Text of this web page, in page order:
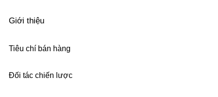
Giới thiệu
Tiêu chí bán hàng
Đối tác chiến lược